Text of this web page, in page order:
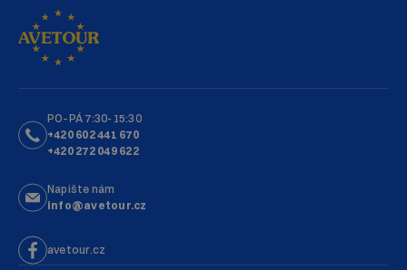
PO–PÁ 7:30-15:30
+420 602 441 670
+420 272 049 622
Napište nám
info@avetour.cz
avetour.cz